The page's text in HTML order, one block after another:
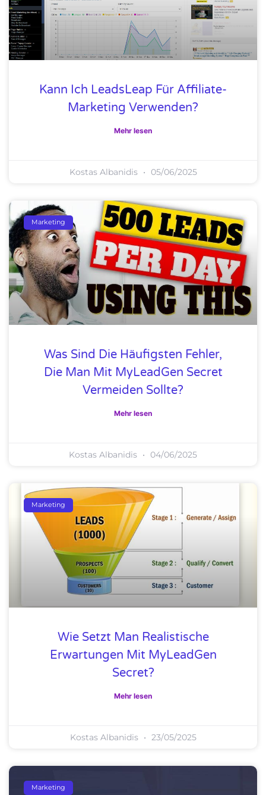
Kann Ich LeadsLeap Für Affiliate-
Marketing Verwenden?
Mehr lesen
Kostas Albanidis 05/06/2025
Marketing
Was Sind Die Häufigsten Fehler,
Die Man Mit MyLeadGen Secret
Vermeiden Sollte?
Mehr lesen
Kostas Albanidis 04/06/2025
Marketing
Wie Setzt Man Realistische
Erwartungen Mit MyLeadGen
Secret?
Mehr lesen
Kostas Albanidis 23/05/2025
Marketing